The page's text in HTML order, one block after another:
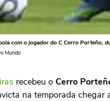
com o jogador do C Cerro
Mundo
recebeu o Cerro
na temporada chegar